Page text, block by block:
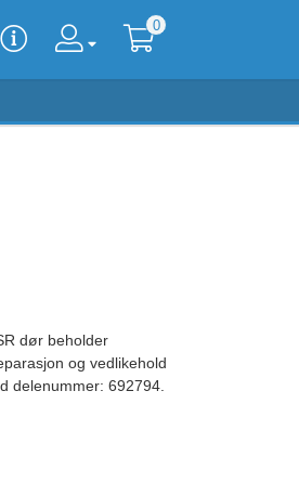
0
dør beholder
og vedlikehold
delenummer: 692794.